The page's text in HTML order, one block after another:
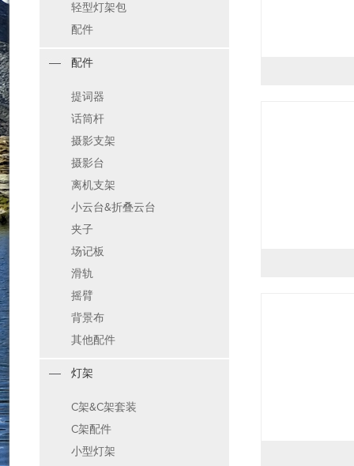
轻型灯架包
配件
配件
提词器
话筒杆
摄影支架
摄影台
离机支架
小云台&折叠云台
夹子
场记板
滑轨
摇臂
背景布
其他配件
灯架
C架&C架套装
C架配件
小型灯架